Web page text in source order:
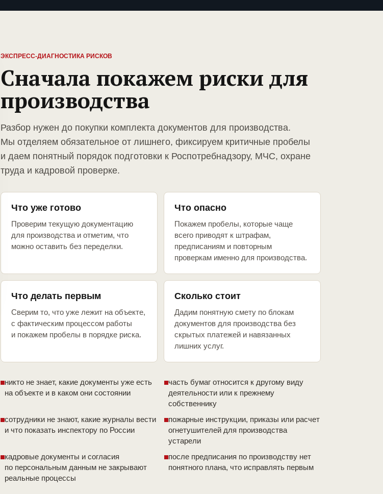
ЭКСПРЕСС-ДИАГНОСТИКА РИСКОВ
Сначала покажем риски для
производства
Разбор нужен до покупки комплекта документов для производства.
Мы отделяем обязательное от лишнего, фиксируем критичные пробелы
и даем понятный порядок подготовки к Роспотребнадзору, МЧС, охране
труда и кадровой проверке.
Что уже готово
Проверим текущую документацию
для производства и отметим, что
можно оставить без переделки.
Что опасно
Покажем пробелы, которые чаще
всего приводят к штрафам,
предписаниям и повторным
проверкам именно для производства.
Что делать первым
Сверим то, что уже лежит на объекте,
с фактическим процессом работы
и покажем пробелы в порядке риска.
Сколько стоит
Дадим понятную смету по блокам
документов для производства без
скрытых платежей и навязанных
лишних услуг.
никто не знает, какие документы уже есть
на объекте и в каком они состоянии
часть бумаг относится к другому виду
деятельности или к прежнему
собственнику
сотрудники не знают, какие журналы вести
и что показать инспектору по России
пожарные инструкции, приказы или расчет
огнетушителей для производства
устарели
кадровые документы и согласия
по персональным данным не закрывают
реальные процессы
после предписания по производству нет
понятного плана, что исправлять первым